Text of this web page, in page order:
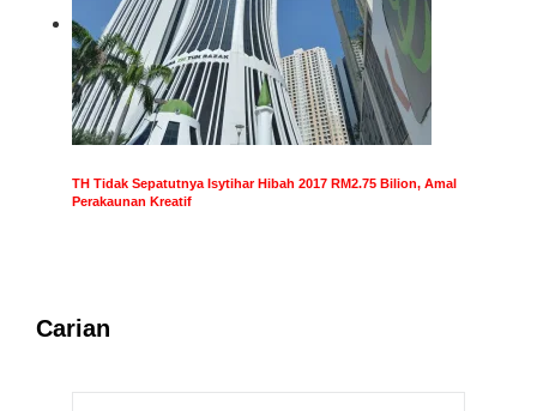
TH Tidak Sepatutnya Isytihar Hibah 2017 RM2.75 Bilion, Amal
Perakaunan Kreatif
Carian